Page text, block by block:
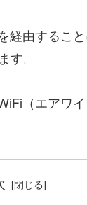
由するこ
。
（エアワ